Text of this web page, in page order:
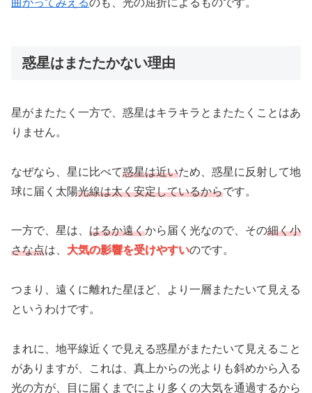
曲がってみえるのも、光の屈折によるものです。
惑星はまたたかない理由
星がまたたく一方で、惑星はキラキラとまたたくことはあ
りません。
なぜなら、星に比べて惑星は近いため、惑星に反射して地
球に届く太陽光線は太く安定しているからです。
一方で、星は、 はるか遠くから届く光なので、その細く小
さな点は、 大気の影響を受けやすいのです。
つまり、遠くに離れた星ほど、より一層またたいて見える
というわけです。
まれに、地平線近くで見える惑星がまたたいて見えること
がありますが、これは、真上からの光よりも斜めから入る
光の方が、目に届くまでにより多くの大気を通過するから